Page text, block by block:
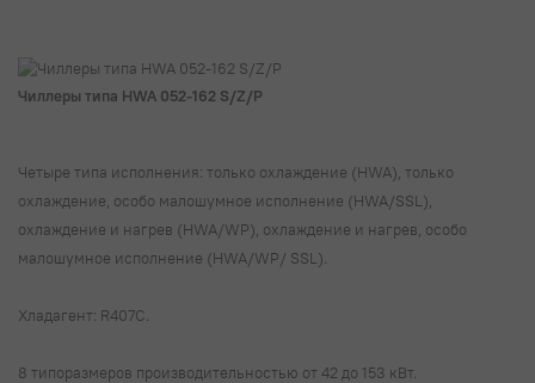
Чиллеры типа HWA 052-162 S/Z/P
Четыре типа исполнения: только охлаждение (HWA), только
охлаждение, особо малошумное исполнение (HWA/SSL),
охлаждение и нагрев (HWA/WP), охлаждение и нагрев, особо
малошумное исполнение (HWA/WP/ SSL).
Хладагент: R407C.
8 типоразмеров производительностью от 42 до 153 кВт.